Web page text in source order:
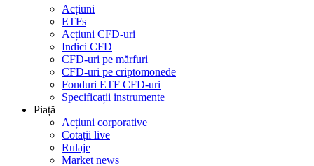
Acțiuni
ETFs
Acțiuni CFD-uri
Indici CFD
CFD-uri pe mărfuri
CFD-uri pe criptomonede
Fonduri ETF CFD-uri
Specificații instrumente
Piață
Acțiuni corporative
Cotații live
Rulaje
Market news